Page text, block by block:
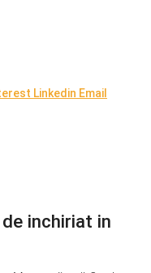
Linkedin Email
inchiriat in